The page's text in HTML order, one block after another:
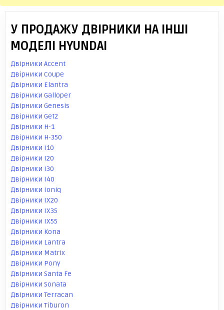
У ПРОДАЖУ ДВІРНИКИ НА ІНШІ
МОДЕЛІ HYUNDAI
Двірники Accent
Двірники Coupe
Двірники Elantra
Двірники Galloper
Двірники Genesis
Двірники Getz
Двірники H-1
Двірники H-350
Двірники I10
Двірники I20
Двірники I30
Двірники I40
Двірники Ioniq
Двірники IX20
Двірники IX35
Двірники IX55
Двірники Kona
Двірники Lantra
Двірники Matrix
Двірники Pony
Двірники Santa Fe
Двірники Sonata
Двірники Terracan
Двірники Tiburon